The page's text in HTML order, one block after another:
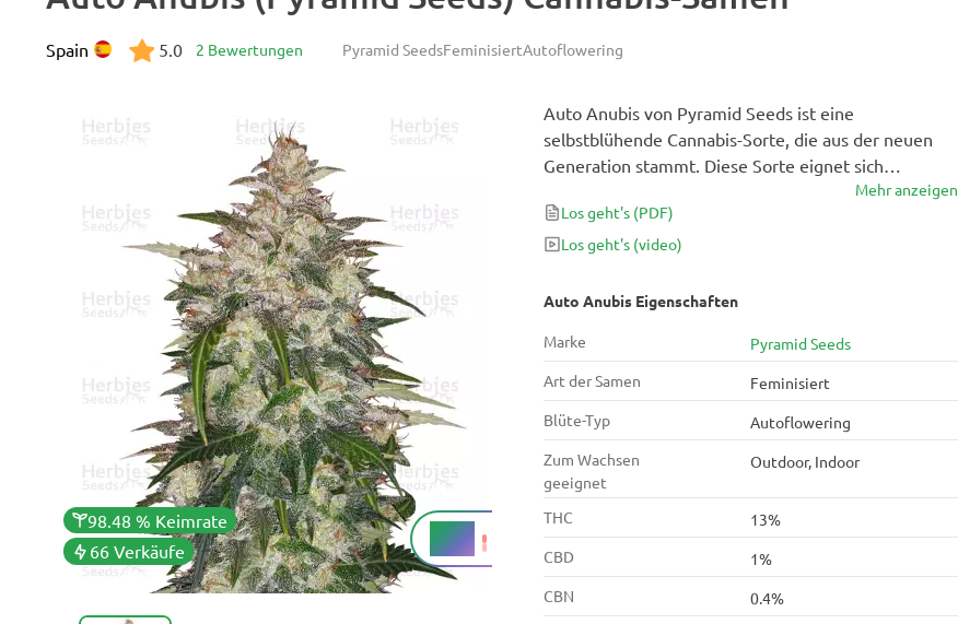
98.48 % Keimrate
66 Verkäufe
13 %
THC
Pyramid SeedsFeminisiertAutoflowering
Spain 5.0 2 Bewertungen
Auto Anubis Eigenschaften
Marke
Pyramid Seeds
Art der Samen
Feminisiert
Blüte-Typ
Autoflowering
Zum Wachsen
geeignet
Outdoor, Indoor
THC
13%
CBD
1%
CBN
0.4%
Auto Anubis von Pyramid Seeds ist eine
selbstblühende Cannabis-Sorte, die aus der neuen
Generation stammt. Diese Sorte eignet sich
hervorragend für diejenigen, die mit ihrer
selbstblühenden Pflanze den größtmöglichen Ertrag
erzielen möchten und dennoch hervorragende
erzielen möchten. Ein Autoflower mit 65 Tagen
besser sein?
Mehr anzeigen
Los geht's (PDF)
Los geht's (video)